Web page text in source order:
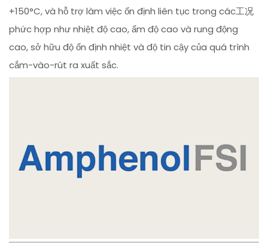
+150°C, và hỗ trợ làm việc ổn định liên tục trong các工况
phức hợp như nhiệt độ cao, ẩm độ cao và rung động
cao, sở hữu độ ổn định nhiệt và độ tin cậy của quá trình
cắm-vào-rút ra xuất sắc.